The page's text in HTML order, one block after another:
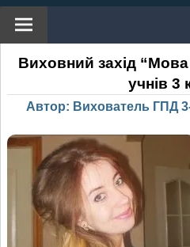
Виховний захід
учнів 3
Автор: Вихователь ГПД